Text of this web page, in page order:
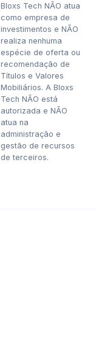
Bloxs Tech NÃO atua
como empresa de
investimentos e NÃO
realiza nenhuma
espécie de oferta ou
recomendação de
Títulos e Valores
Mobiliários. A Bloxs
Tech NÃO está
autorizada e NÃO
atua na
administração e
gestão de recursos
de terceiros.